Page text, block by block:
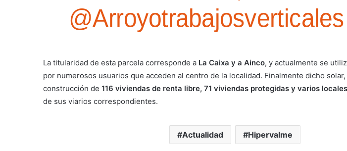
La titularidad de esta parcela corresponde a La Caixa y a Ainco, y actualmente se
por numerosos usuarios que acceden al centro de la localidad. Finalmente dicho
construcción de 116 viviendas de renta libre, 71 viviendas protegidas y varios
de sus viarios correspondientes.
Actualidad Hipervalme